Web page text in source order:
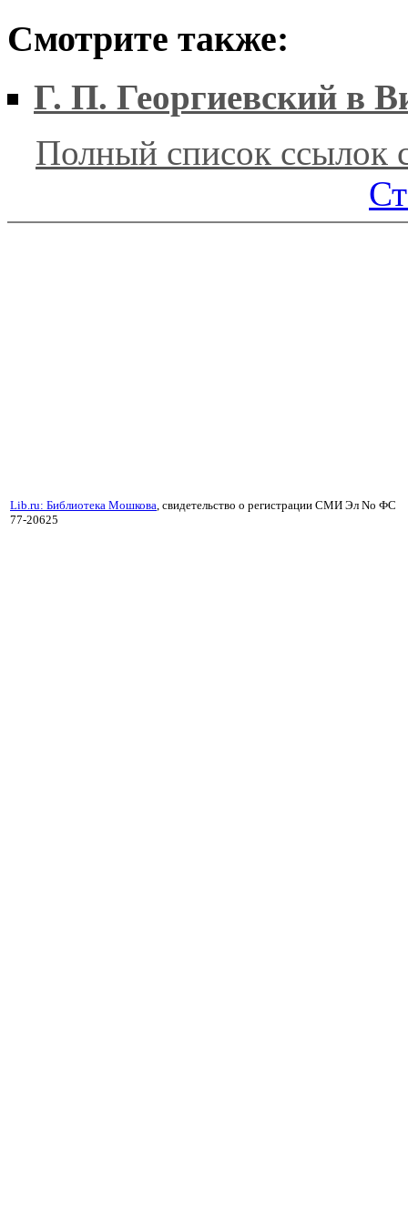
Смотрите также:
Г. П. Георгиевский в
Полный список ссылок
Lib.ru: Библиотека Мошкова , свидетельство о регистрации СМИ Эл No ФС
77-20625